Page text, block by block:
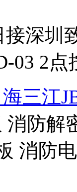
接深圳
03 2
三江